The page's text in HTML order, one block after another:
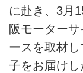
に赴き、3月
阪モーター
ースを取材
子をお届けし